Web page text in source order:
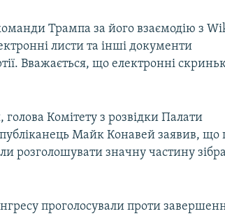
Трампа за його взаємодію з
листи та інші документи
Вважається, що електронні
Комітету з розвідки Палати
Майк Конавей заявив, що
розголошувати значну частину
проголосували проти